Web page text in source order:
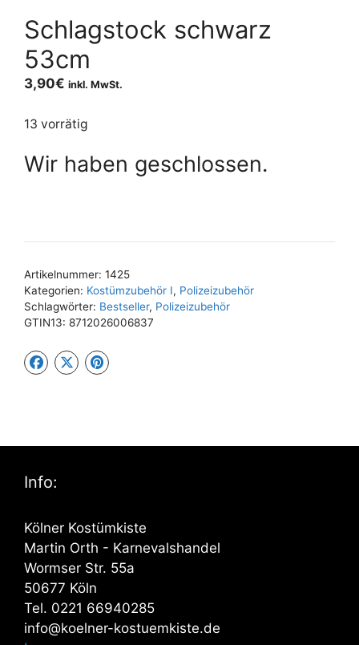
Schlagstock schwarz
53cm
3,90€ inkl. MwSt.
13 vorrätig
Wir haben geschlossen.
Artikelnummer: 1425
Kategorien: Kostümzubehör I, Polizeizubehör
Schlagwörter: Bestseller, Polizeizubehör
GTIN13: 8712026006837
Info:
Kölner Kostümkiste
Martin Orth - Karnevalshandel
Wormser Str. 55a
50677 Köln
Tel. 0221 66940285
info@koelner-kostuemkiste.de